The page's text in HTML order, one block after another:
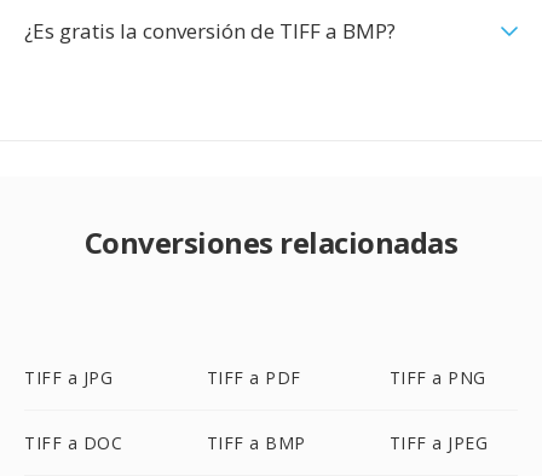
¿Es gratis la conversión de TIFF a BMP?
Conversiones relacionadas
TIFF a JPG TIFF a PDF TIFF a PNG
TIFF a DOC TIFF a BMP TIFF a JPEG